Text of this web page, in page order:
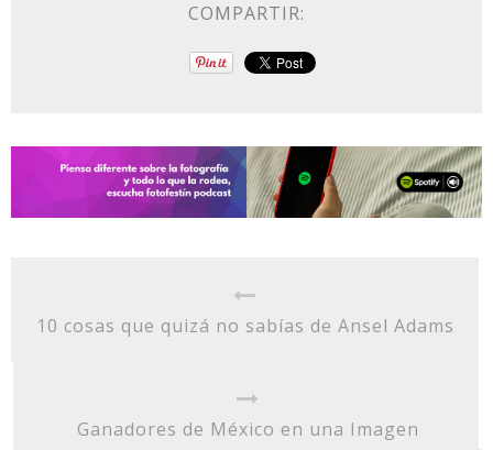
COMPARTIR:
10 cosas que quizá no sabías de Ansel Adams
Ganadores de México en una Imagen